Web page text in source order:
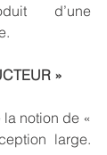
d’une
»
notion de «
large.